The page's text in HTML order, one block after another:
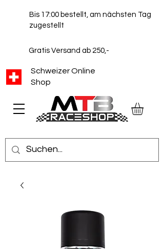
Schweizer Online
Shop
Bis 17:00 bestellt, am nächsten Tag
zugestellt
Gratis Versand ab 250,-